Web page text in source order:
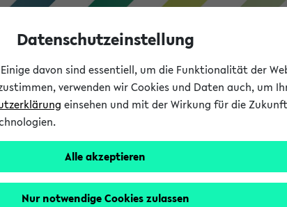
Räume
Datenschutzeinstellung
davon sind essentiell, um die Funktionalität der
verwenden wir Cookies und Daten auch, um
einsehen und mit der Wirkung für die
Alle akzeptieren
Nur notwendige Cookies zulassen